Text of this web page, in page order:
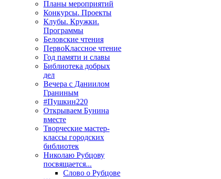
Планы мероприятий
Конкурсы. Проекты
Клубы. Кружки.
Программы
Беловские чтения
ПервоКлассное чтение
Год памяти и славы
Библиотека добрых
дел
Вечера с Даниилом
Граниным
#Пушкин220
Открываем Бунина
вместе
Творческие мастер-
классы городских
библиотек
Николаю Рубцову
посвящается...
Слово о Рубцове